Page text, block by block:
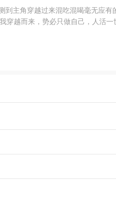
主角穿越过来混吃混喝毫无应
越而来，势必只做自己，人活